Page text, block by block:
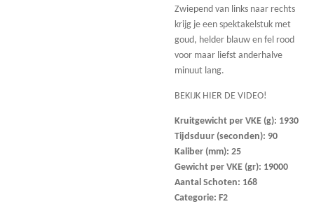
Zwiepend van links naar rechts
krijg je een spektakelstuk met
goud, helder blauw en fel rood
voor maar liefst anderhalve
minuut lang.
BEKIJK HIER DE VIDEO!
Kruitgewicht per VKE (g): 1930
Tijdsduur (seconden): 90
Kaliber (mm): 25
Gewicht per VKE (gr): 19000
Aantal Schoten: 168
Categorie: F2